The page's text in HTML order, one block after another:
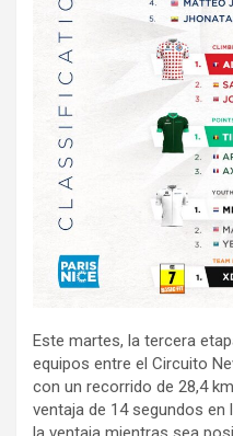
Este martes, la tercera
equipos entre el Circuito
con un recorrido de 28,4
ventaja de 14 segundos en